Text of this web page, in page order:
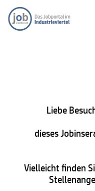
Liebe
dieses
Vielleicht finden